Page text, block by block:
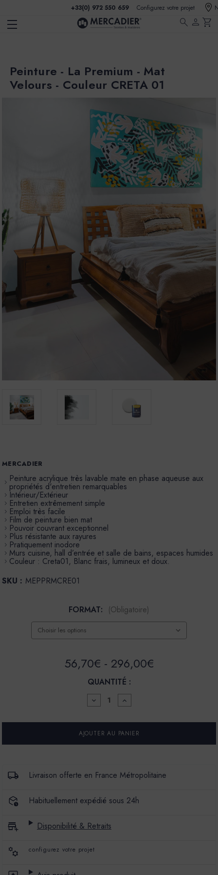
+33(0) 972 550 659 Configurez votre projet
search person shopping_cart
Peinture - La Premium - Mat
Velours - Couleur CRETA 01
MERCADIER
Peinture acrylique très lavable mate en phase aqueuse aux
propriétés d'entretien remarquables
Intérieur/Extérieur
Entretien extrêmement simple
Emploi très facile
Film de peinture bien mat
Pouvoir couvrant exceptionnel
Plus résistante aux rayures
Pratiquement inodore
Murs cuisine, hall d’entrée et salle de bains, espaces humides
Couleur : Creta01, Blanc frais, lumineux et doux.
SKU : MEPPRMCRE01
FORMAT: (Obligatoire)
56,70€ - 296,00€
QUANTITÉ :
DIMINUER
LA
POUR
PEINTURE
LA
MAT
VELOURS
CRETA
AUGMENTER
LA
POUR
PEINTURE
LA
MAT
VELOURS
CRETA
Livraison offerte en France Métropolitaine
Habituellement expédié sous 24h
Disponibilité & Retraits
configurez votre projet